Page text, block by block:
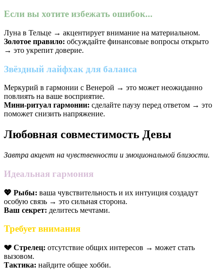
Если вы хотите избежать ошибок...
Луна в Тельце → акцентирует внимание на материальном.
Золотое правило: обсуждайте финансовые вопросы открыто
→ это укрепит доверие.
Звёздный лайфхак для баланса
Меркурий в гармонии с Венерой → это может неожиданно
повлиять на ваше восприятие.
Мини-ритуал гармонии: сделайте паузу перед ответом → это
поможет снизить напряжение.
Любовная совместимость Девы
Завтра акцент на чувственности и эмоциональной близости.
Идеальная гармония
💖 Рыбы: ваша чувствительность и их интуиция создадут
особую связь → это сильная сторона.
Ваш секрет: делитесь мечтами.
Требует внимания
💔 Стрелец: отсутствие общих интересов → может стать
вызовом.
Тактика: найдите общее хобби.